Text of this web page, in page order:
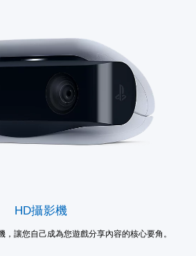
HD攝影機
讓您自己成為您遊戲分享內容的核心要角。